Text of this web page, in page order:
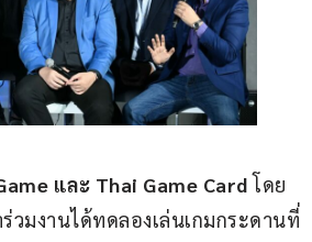
และ Thai Game Cardโดย
วมงานได้ทดลองเล่นเกมกระดานที่